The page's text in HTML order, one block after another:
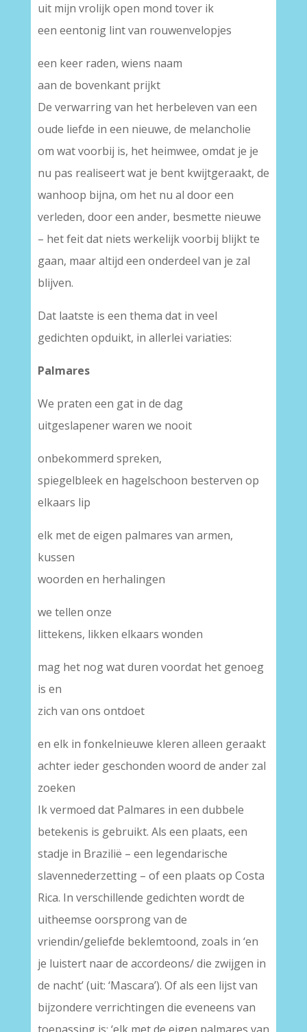
uit mijn vrolijk open mond tover ik
een eentonig lint van rouwenvelopjes
een keer raden, wiens naam
aan de bovenkant prijkt
De verwarring van het herbeleven van een
oude liefde in een nieuwe, de melancholie
om wat voorbij is, het heimwee, omdat je je
nu pas realiseert wat je bent kwijtgeraakt, de
wanhoop bijna, om het nu al door een
verleden, door een ander, besmette nieuwe
– het feit dat niets werkelijk voorbij blijkt te
gaan, maar altijd een onderdeel van je zal
blijven.
Dat laatste is een thema dat in veel
gedichten opduikt, in allerlei variaties:
Palmares
We praten een gat in de dag
uitgeslapener waren we nooit
onbekommerd spreken,
spiegelbleek en hagelschoon besterven op
elkaars lip
elk met de eigen palmares van armen,
kussen
woorden en herhalingen
we tellen onze
littekens, likken elkaars wonden
mag het nog wat duren voordat het genoeg
is en
zich van ons ontdoet
en elk in fonkelnieuwe kleren alleen geraakt
achter ieder geschonden woord de ander zal
zoeken
Ik vermoed dat Palmares in een dubbele
betekenis is gebruikt. Als een plaats, een
stadje in Brazilië – een legendarische
slavennederzetting – of een plaats op Costa
Rica. In verschillende gedichten wordt de
uitheemse oorsprong van de
vriendin/geliefde beklemtoond, zoals in ‘en
je luistert naar de accordeons/ die zwijgen in
de nacht’ (uit: ‘Mascara’). Of als een lijst van
bijzondere verrichtingen die eveneens van